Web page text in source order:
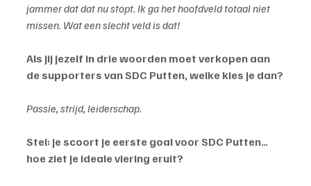
jammer dat dat nu stopt. Ik ga het hoofdveld totaal niet
missen. Wat een slecht veld is dat!
Als jij jezelf in drie woorden moet verkopen aan
de supporters van SDC Putten, welke kies je dan?
Passie, strijd, leiderschap.
Stel: je scoort je eerste goal voor SDC Putten…
hoe ziet je ideale viering eruit?